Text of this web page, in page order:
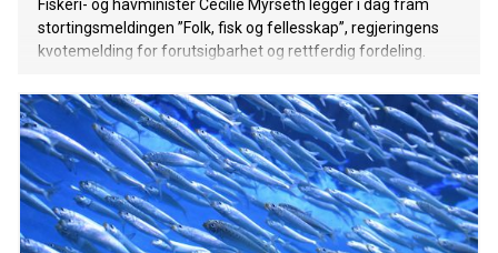
Fiskeri- og havminister Cecilie Myrseth legger i dag fram
stortingsmeldingen ”Folk, fisk og fellesskap”, regjeringens
kvotemelding for forutsigbarhet og rettferdig fordeling.